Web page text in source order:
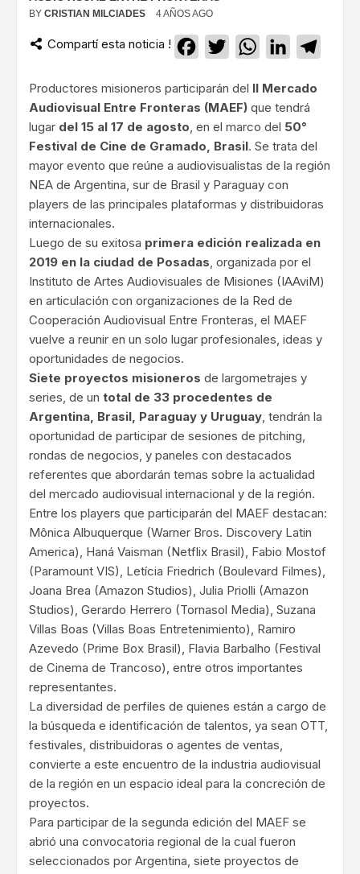
BY CRISTIAN MILCIADES 4 AÑOS AGO
Compartí esta noticia ! Facebook
TwitterWhatsApp
LinkedIn
Productores misioneros participarán del II Mercado
Audiovisual Entre Fronteras (MAEF) que tendrá
lugar del 15 al 17 de agosto, en el marco del 50°
Festival de Cine de Gramado, Brasil. Se trata del
mayor evento que reúne a audiovisualistas de la región
NEA de Argentina, sur de Brasil y Paraguay con
players de las principales plataformas y distribuidoras
internacionales.
Luego de su exitosa primera edición realizada en
2019 en la ciudad de Posadas, organizada por el
Instituto de Artes Audiovisuales de Misiones (IAAviM)
en articulación con organizaciones de la Red de
Cooperación Audiovisual Entre Fronteras, el MAEF
vuelve a reunir en un solo lugar profesionales, ideas y
oportunidades de negocios.
Siete proyectos misioneros de largometrajes y
series, de un total de 33 procedentes de
Argentina, Brasil, Paraguay y Uruguay, tendrán la
oportunidad de participar de sesiones de pitching,
rondas de negocios, y paneles con destacados
referentes que abordarán temas sobre la actualidad
del mercado audiovisual internacional y de la región.
Entre los players que participarán del MAEF destacan:
Mônica Albuquerque (Warner Bros. Discovery Latin
America), Haná Vaisman (Netflix Brasil), Fabio Mostof
(Paramount VIS), Letícia Friedrich (Boulevard Filmes),
Joana Brea (Amazon Studios), Julia Priolli (Amazon
Studios), Gerardo Herrero (Tornasol Media), Suzana
Villas Boas (Villas Boas Entretenimiento), Ramiro
Azevedo (Prime Box Brasil), Flavia Barbalho (Festival
de Cinema de Trancoso), entre otros importantes
representantes.
La diversidad de perfiles de quienes están a cargo de
la búsqueda e identificación de talentos, ya sean OTT,
festivales, distribuidoras o agentes de ventas,
convierte a este encuentro de la industria audiovisual
de la región en un espacio ideal para la concreción de
proyectos.
Para participar de la segunda edición del MAEF se
abrió una convocatoria regional de la cual fueron
seleccionados por Argentina, siete proyectos de